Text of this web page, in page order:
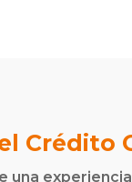
Crédito